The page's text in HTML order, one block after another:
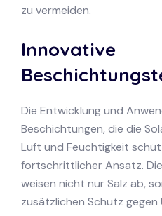
zu vermeiden.
Innovative
Die Entwicklung und
Beschichtungen, die die
Luft und Feuchtigkeit
fortschrittlicher Ansatz.
weisen nicht nur Salz ab,
zusätzlichen Schutz gegen